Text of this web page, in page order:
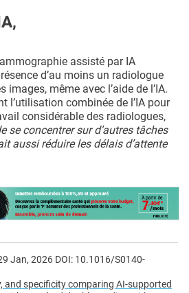
assisté par IA
d’au moins un radiologue
images, même avec l’aide de l’IA.
l’utilisation combinée de l’IA pour
considérable des radiologues,
se concentrer sur d’autres tâches
aussi réduire les délais d’attente
Jan, 2026 DOI: 10.1016/S0140-
and specificity comparing AI-supported